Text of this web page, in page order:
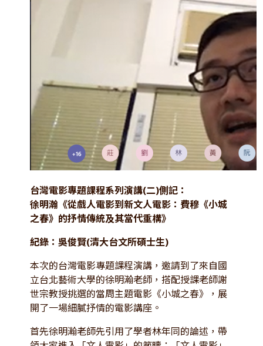
台灣電影專題課程系列演講(二)側記：
徐明瀚《從戲人電影到新文人電影：費穆《小城
之春》的抒情傳統及其當代重構》
紀錄：吳俊賢(清大台文所碩士生)
本次的台灣電影專題課程演講，邀請到了來自國
立台北藝術大學的徐明瀚老師，搭配授課老師謝
世宗教授挑選的當周主題電影《小城之春》，展
開了一場細膩抒情的電影講座。
首先徐明瀚老師先引用了學者林年同的論述，帶